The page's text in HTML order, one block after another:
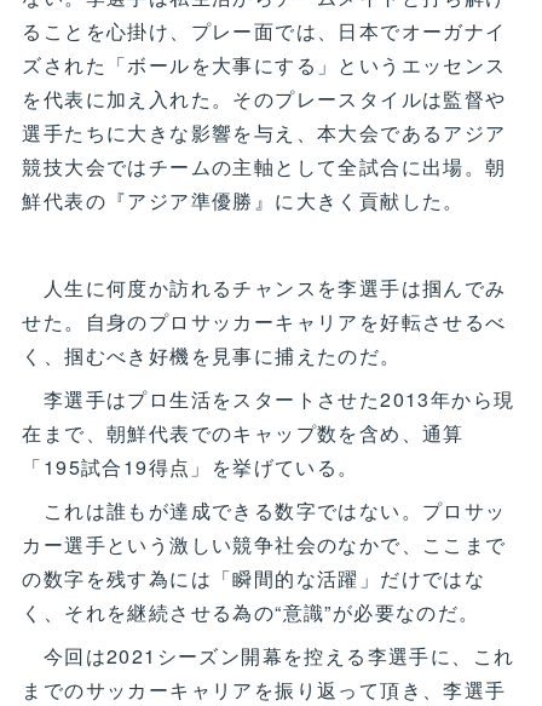
ることを心掛け、プレー面では、日本でオーガナイ
ズされた「ボールを大事にする」というエッセンス
を代表に加え入れた。そのプレースタイルは監督や
選手たちに大きな影響を与え、本大会であるアジア
競技大会ではチームの主軸として全試合に出場。朝
鮮代表の『アジア準優勝』に大きく貢献した。
人生に何度か訪れるチャンスを李選手は掴んでみ
せた。自身のプロサッカーキャリアを好転させるべ
く、掴むべき好機を見事に捕えたのだ。
李選手はプロ生活をスタートさせた2013年から現
在まで、朝鮮代表でのキャップ数を含め、通算
「195試合19得点」を挙げている。
これは誰もが達成できる数字ではない。プロサッ
カー選手という激しい競争社会のなかで、ここまで
の数字を残す為には「瞬間的な活躍」だけではな
く、それを継続させる為の“意識”が必要なのだ。
今回は2021シーズン開幕を控える李選手に、これ
までのサッカーキャリアを振り返って頂き、李選手